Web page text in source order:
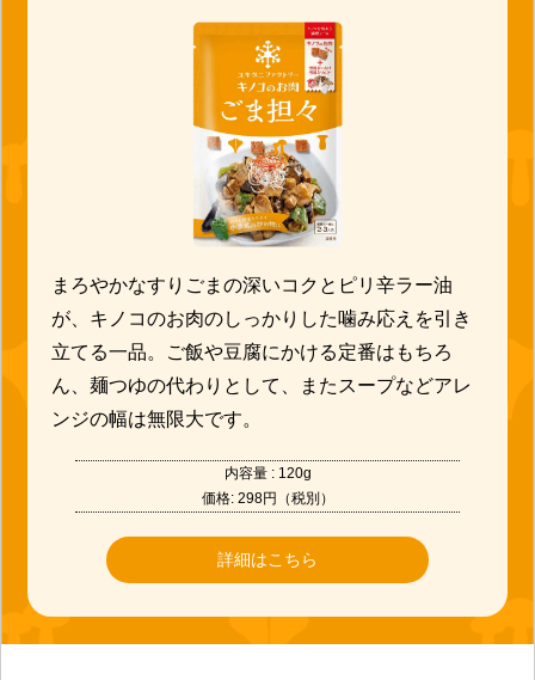
まろやかなすりごまの深いコクとピリ辛ラー油
が、キノコのお肉のしっかりした噛み応えを引き
立てる一品。ご飯や豆腐にかける定番はもちろ
ん、麺つゆの代わりとして、またスープなどアレ
ンジの幅は無限大です。
内容量 : 120g
価格: 298円（税別）
詳細はこちら